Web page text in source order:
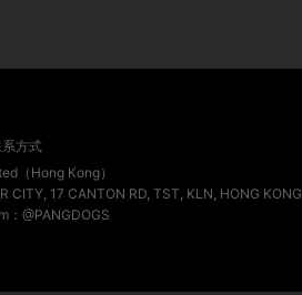
方式
（Hong Kong）
CITY, 17 CANTON RD, TST, KLN, HONG KONG
@PANGDOGS